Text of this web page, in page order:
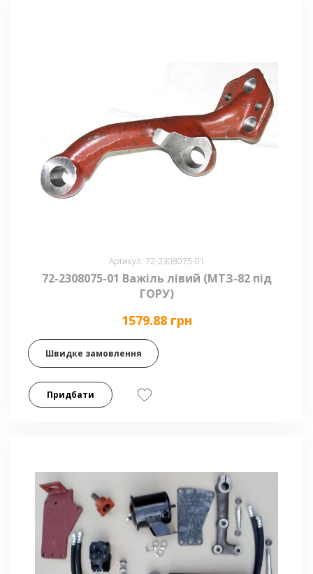
Артикул: 72-2308075-01
72-2308075-01 Важіль лівий (МТЗ-82 під
ГОРУ)
1579.88 грн
Швидке замовлення
Придбати